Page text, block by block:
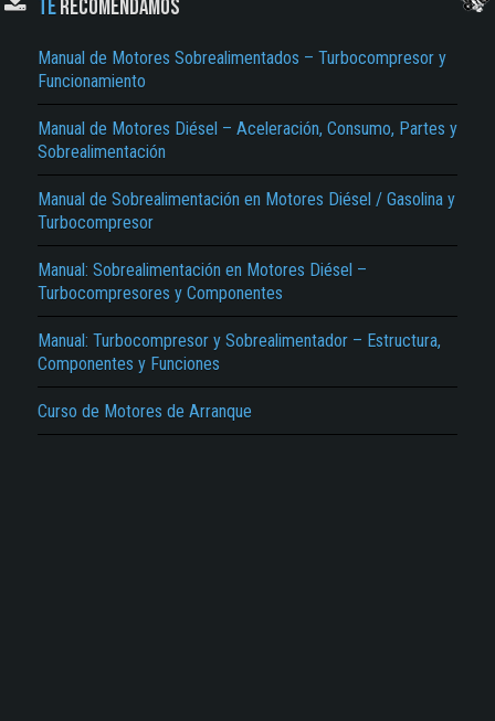
TE RECOMENDAMOS
Manual de Motores Sobrealimentados – Turbocompresor y
Funcionamiento
Manual de Motores Diésel – Aceleración, Consumo, Partes y
Sobrealimentación
Manual de Sobrealimentación en Motores Diésel / Gasolina y
Turbocompresor
Manual: Sobrealimentación en Motores Diésel –
Turbocompresores y Componentes
Manual: Turbocompresor y Sobrealimentador – Estructura,
Componentes y Funciones
Curso de Motores de Arranque
No carga o no se visualiza el contenido.
Reportar otro tipo de error...